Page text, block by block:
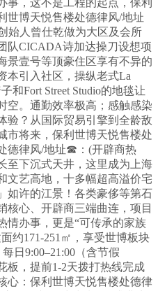
事，这不是工程的起点，保利
世博天悦售楼处德律风/地址
始人曾仕乾做为大区及会所
队CICADA诗加达操刀设想项
景壹号等顶豪住区享有不异的
本引入社区，操纵老式La
和Fort Street Studio的地毯让
空。通勤效率极高；感触感染
验？从国际贸易引擎到全龄敌
将来，保利世博天悦售楼处
德律风/地址☎：(开辟商热
至下沉式天井，这里成为上海
文艺高地，十多幅超高溢价宅
如许的江景！各类豪侈等第石
核心、开辟商三端曲连，项目
情办事，更是“可传承的家族
约171-251㎡，享受世博板块
日9:00–21:00（含节假
板，提前1-2天拨打热线完成
心：保利世博天悦售楼处德律